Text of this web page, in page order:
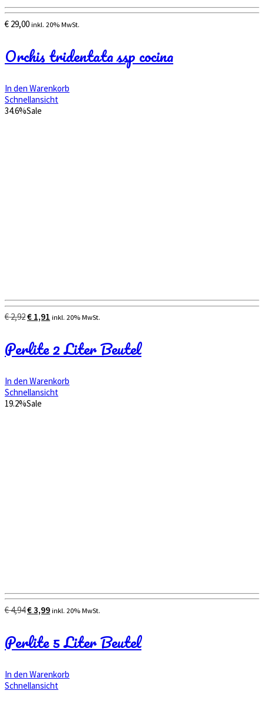
€ 29,00 inkl. 20% MwSt.
Orchis tridentata ssp cocina
In den Warenkorb
Schnellansicht
34.6%Sale
€2,92Ursprünglicher
€ 2,92
€ 1,91 Aktueller
€ 1,91.
inkl. 20% MwSt.
Perlite 2 Liter Beutel
In den Warenkorb
Schnellansicht
19.2%Sale
€4,94Ursprünglicher
€ 4,94
€3,99Aktueller
€ 3,99.
inkl. 20% MwSt.
Perlite 5 Liter Beutel
In den Warenkorb
Schnellansicht